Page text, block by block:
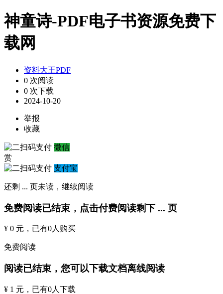
神童诗-PDF电子书资源免费下
载网
资料大王PDF
0 次阅读
0 次下载
2024-10-20
举报
收藏
微信
赏
支付宝
还剩 ... 页未读， 继续阅读
免费阅读已结束，点击付费阅读剩下 ... 页
¥ 0 元 ，已有0人购买
免费阅读
阅读已结束，您可以下载文档离线阅读
¥ 1 元 ，已有0人下载